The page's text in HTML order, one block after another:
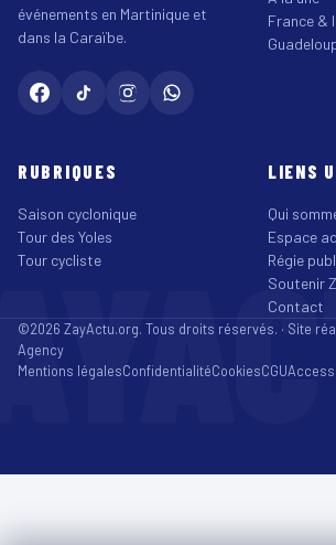
événements en Martinique et
dans la Caraïbe.
France &
RUBRIQUES
Saison cyclonique
Tour des Yoles
Tour cycliste
LIENS
Qui
Espace
Régie
Soutenir
Contact
©2026 ZayActu.org. Tous droits réservés. · Site
Agency
Mentions légalesConfidentialitéCookiesCGU